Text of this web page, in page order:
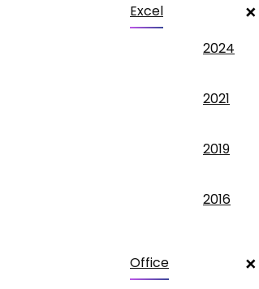
Excel
2024
2021
2019
2016
Office